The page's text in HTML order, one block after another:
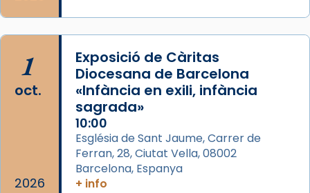
1
oct.
2026
Exposició de Càritas
Diocesana de Barcelona
«Infància en exili, infància
sagrada»
10:00
Església de Sant Jaume, Carrer de
Ferran, 28, Ciutat Vella, 08002
Barcelona, Espanya
+ info